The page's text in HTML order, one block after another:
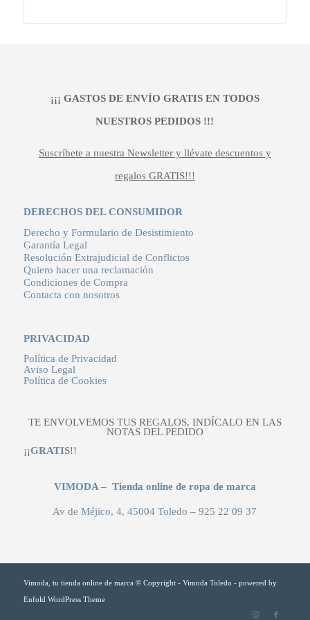
¡¡¡ GASTOS DE ENVÍO GRATIS EN TODOS
NUESTROS PEDIDOS !!!
Suscríbete a nuestra Newsletter y llévate descuentos y
regalos GRATIS!!!
DERECHOS DEL CONSUMIDOR
Derecho y Formulario de Desistimiento
Garantía Legal
Resolución Extrajudicial de Conflictos
Quiero hacer una reclamación
Condiciones de Compra
Contacta con nosotros
PRIVACIDAD
Política de Privacidad
Aviso Legal
Política de Cookies
TE ENVOLVEMOS TUS REGALOS, INDÍCALO EN LAS
NOTAS DEL PEDIDO
¡¡GRATIS!!
VIMODA – Tienda online de ropa de marca
Av de Méjico, 4, 45004 Toledo –925 22 09 37
Vimoda, tu tienda online de marca © Copyright - Vimoda Toledo - powered by
Enfold WordPress Theme